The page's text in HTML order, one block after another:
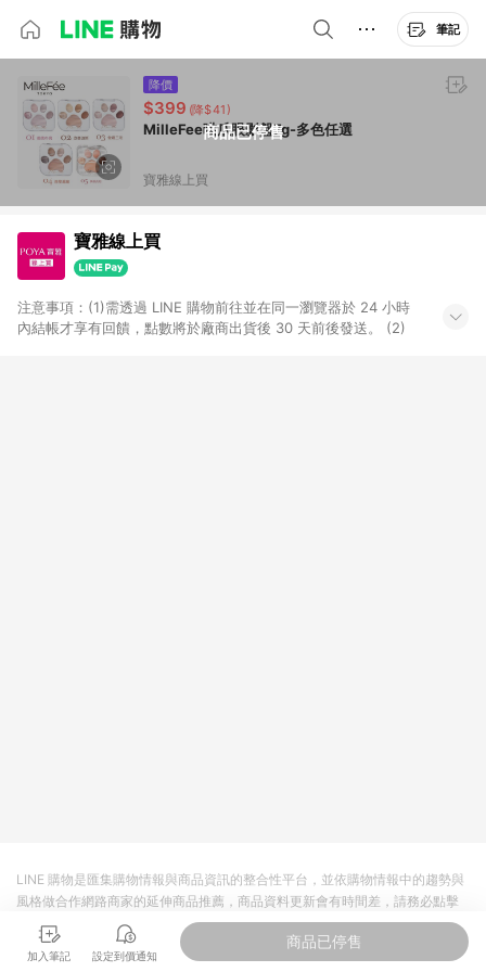
筆記
商品已停售
降價
$399 (降$41)
MilleFee喵爪眼影盤7g-多色任選
寶雅線上買
寶雅線上買
注意事項：(1)需透過 LINE 購物前往並在同一瀏覽器於 24 小時
內結帳才享有回饋，點數將於廠商出貨後 30 天前後發送。 (2)
加入筆記 設定到價通知
商品已停售
LINE 購物是匯集購物情報與商品資訊的整合性平台，並依購物情報中的趨勢與
風格做合作網路商家的延伸商品推薦，商品資料更新會有時間差，請務必點擊
商品至各合作網路商家，確認現售價與購物條件，一切資訊以合作廠商網頁為
準。